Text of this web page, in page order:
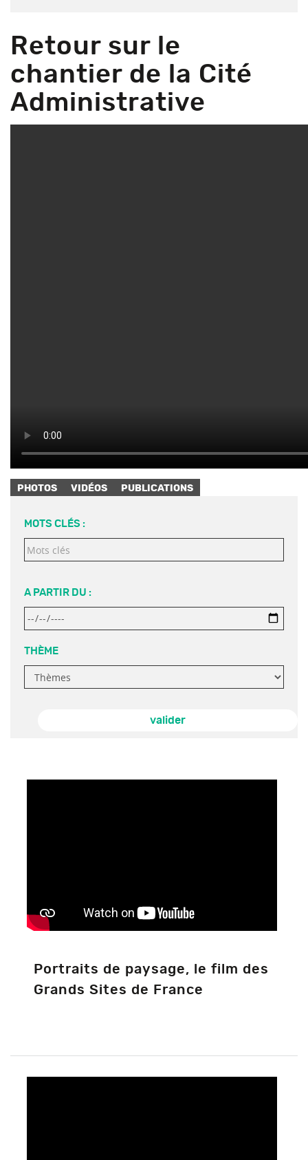
Retour sur le
chantier de la Cité
Administrative
PHOTOS VIDÉOS PUBLICATIONS
MOTS CLÉS :
A PARTIR DU :
THÈME
Portraits de paysage, le film des
Grands Sites de France